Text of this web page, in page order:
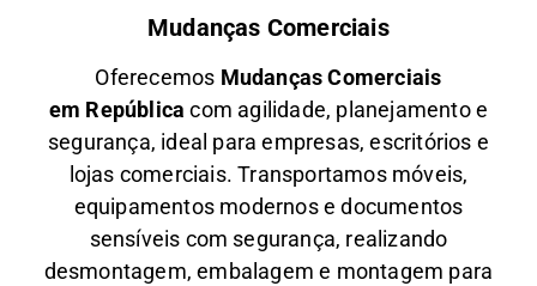
Mudanças Comerciais
Oferecemos Mudanças Comerciais
em República com agilidade, planejamento e
segurança, ideal para empresas, escritórios e
lojas comerciais. Transportamos móveis,
equipamentos modernos e documentos
sensíveis com segurança, realizando
desmontagem, embalagem e montagem para